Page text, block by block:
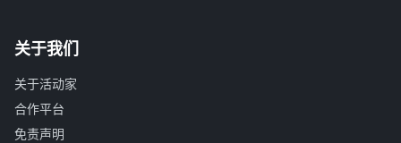
关于我们
关于活动家
合作平台
免责声明